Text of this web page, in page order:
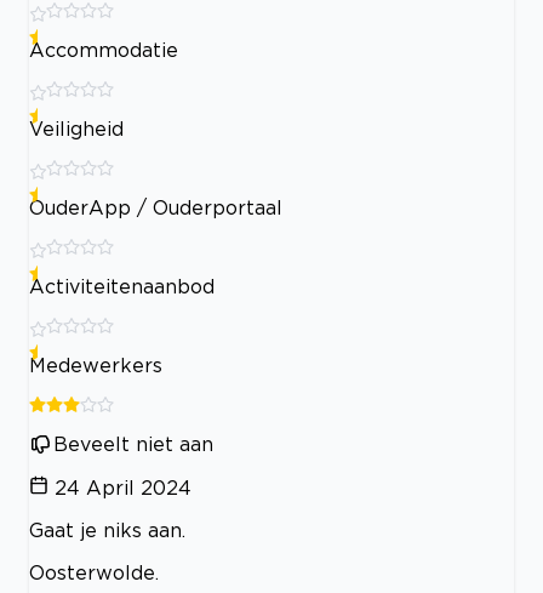
Accommodatie
Veiligheid
OuderApp / Ouderportaal
Activiteitenaanbod
Medewerkers
Beveelt niet aan
24 April 2024
Gaat je niks aan.
Oosterwolde.